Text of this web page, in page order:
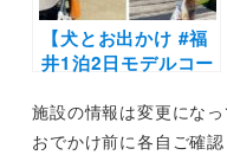
Peak LAND
STATION HAKUBA
【犬とお出かけ #福
井1泊2日モデルコー
ァースト”なお宿に
泊まるコース！一乗
施設の情報は変更にな
おでかけ前に各自ご確認